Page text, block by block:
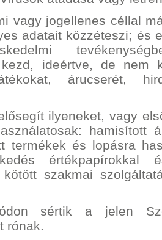
vagy jogellenes céllal
adatait közzéteszi; és
ideértve, de nem
árucserét,
ilyeneket, vagy
hamisított
termékek és lopásra
értékpapírokkal
kötött szakmai
sértik a jelen
rónak.